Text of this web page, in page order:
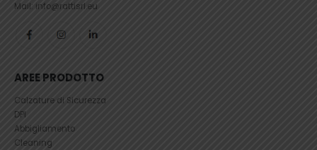
Mail: info@rattisrl.eu
AREE PRODOTTO
Calzature di Sicurezza
DPI
Abbigliamento
Cleaning